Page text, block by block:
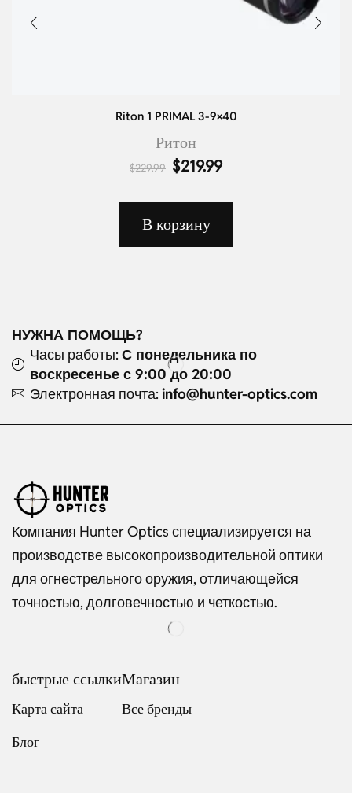
Riton 1 PRIMAL 3-9×40
Ритон
$229.99 $219.99
В корзину
НУЖНА ПОМОЩЬ?
Часы работы: С понедельника по
воскресенье с 9:00 до 20:00
Электронная почта: info@hunter-optics.com
Компания Hunter Optics специализируется на
производстве высокопроизводительной оптики
для огнестрельного оружия, отличающейся
точностью, долговечностью и четкостью.
быстрые ссылки
Карта сайта
Блог
Магазин
Все бренды